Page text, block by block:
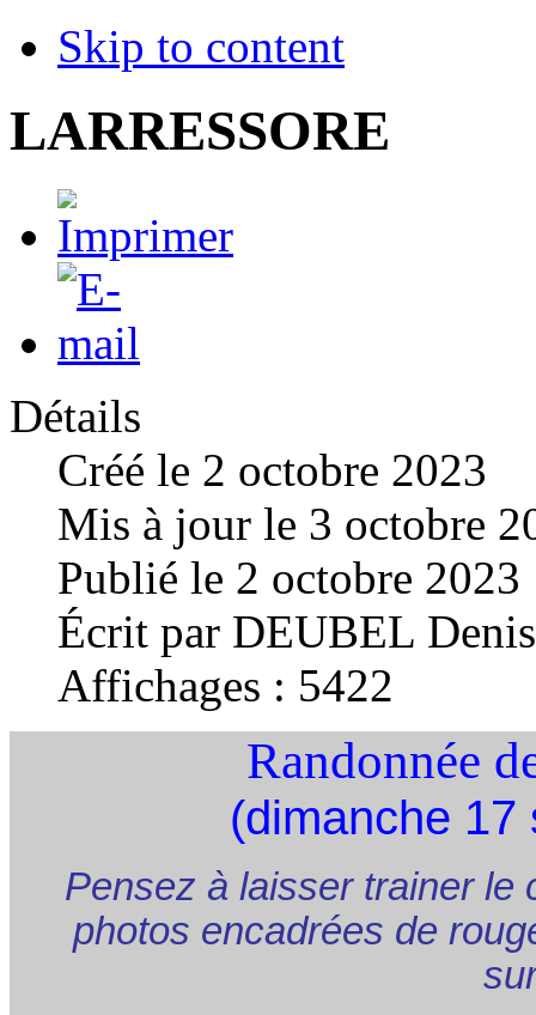
Skip to content
LARRESSORE
Détails
Créé le 2 octobre 2023
Mis à jour le 3 octobre
Publié le 2 octobre 2023
Écrit par DEUBEL Denis
Affichages : 5422
Randonnée
(dimanche 17
Pensez à laisser trainer le
photos encadrées de